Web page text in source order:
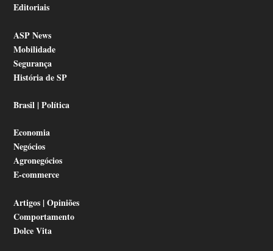
Editoriais
ASP News
Mobilidade
Segurança
História de SP
Brasil | Política
Economia
Negócios
Agronegócios
E-commerce
Artigos | Opiniões
Comportamento
Dolce Vita